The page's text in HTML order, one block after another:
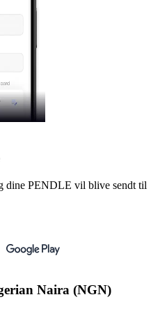
dine PENDLE vil blive sendt til
Naira (NGN)